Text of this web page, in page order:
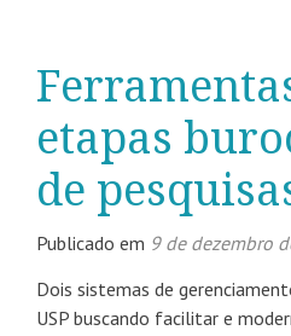
etapas
de
Publicado em 9 de dezembro
Dois sistemas de
USP buscando facilitar e